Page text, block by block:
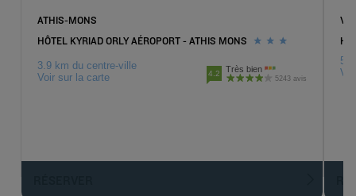
ATHIS-MONS
HÔTEL KYRIAD ORLY AÉROPORT - ATHIS MONS
3.9 km du centre-ville
Voir sur la carte
4.2 Très bien
5243 avis